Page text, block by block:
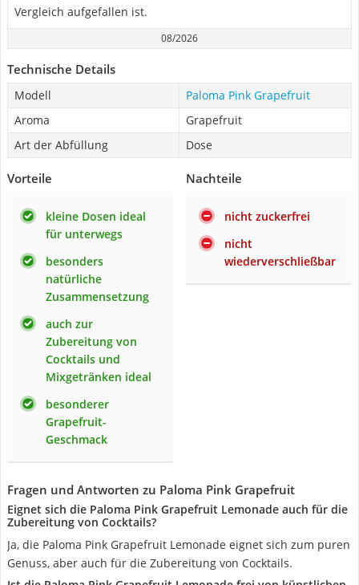
Vergleich aufgefallen ist.
08/2026
Technische Details
Modell
Paloma Pink Grapefruit
Aroma
Grapefruit
Art der Abfüllung
Dose
Vorteile
kleine Dosen ideal
für unterwegs
besonders
natürliche
Zusammensetzung
auch zur
Zubereitung von
Cocktails und
Mixgetränken ideal
besonderer
Grapefruit-
Geschmack
Nachteile
nicht zuckerfrei
nicht
wiederverschließbar
Fragen und Antworten zu Paloma Pink Grapefruit
Eignet sich die Paloma Pink Grapefruit Lemonade auch für die
Zubereitung von Cocktails?
Ja, die Paloma Pink Grapefruit Lemonade eignet sich zum puren
Genuss, aber auch für die Zubereitung von Cocktails.